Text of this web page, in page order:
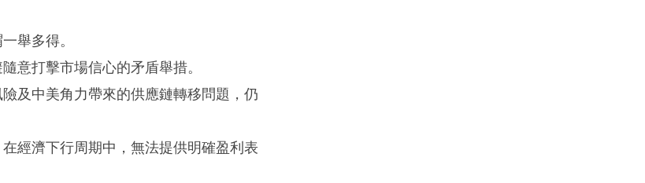
舉多得。
意打擊市場信心的矛盾舉措。
及中美角力帶來的供應鏈轉移問題，仍
經濟下行周期中，無法提供明確盈利表